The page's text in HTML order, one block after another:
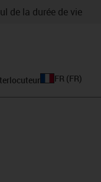
de la durée de vie
FR (FR)